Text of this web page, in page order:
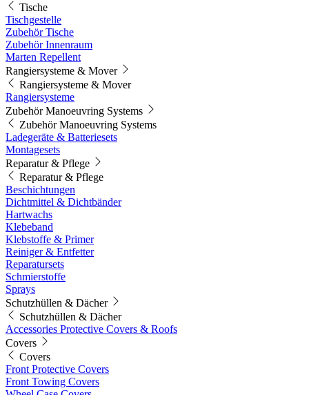
Tische
Tischgestelle
Zubehör Tische
Zubehör Innenraum
Marten Repellent
Rangiersysteme & Mover
Rangiersysteme & Mover
Rangiersysteme
Zubehör Manoeuvring Systems
Zubehör Manoeuvring Systems
Ladegeräte & Batteriesets
Montagesets
Reparatur & Pflege
Reparatur & Pflege
Beschichtungen
Dichtmittel & Dichtbänder
Hartwachs
Klebeband
Klebstoffe & Primer
Reiniger & Entfetter
Reparatursets
Schmierstoffe
Sprays
Schutzhüllen & Dächer
Schutzhüllen & Dächer
Accessories Protective Covers & Roofs
Covers
Covers
Front Protective Covers
Front Towing Covers